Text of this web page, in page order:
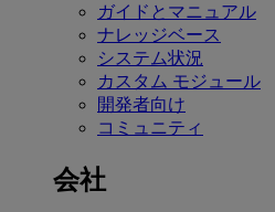
ガイドとマニュアル
ナレッジベース
システム状況
カスタム モジュール
開発者向け
コミュニティ
会社